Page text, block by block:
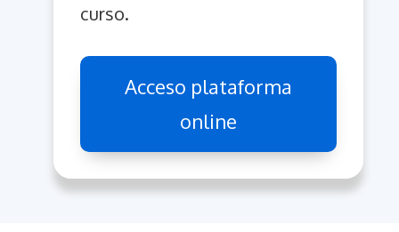
curso.
Acceso plataforma
online